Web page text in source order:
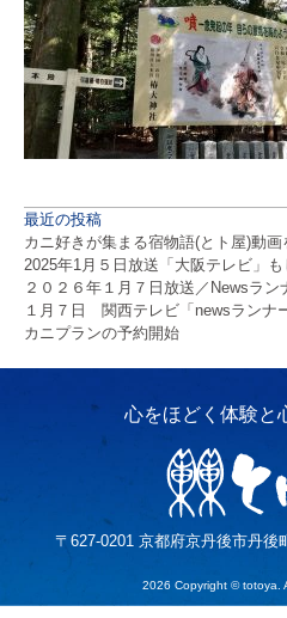
最近の投稿
カニ好きが集まる宿物語(とト屋)動画
2025年1月５日放送「大阪テレビ」
２０２６年１月７日放送／Newsラン
１月７日 関西テレビ「newsランナ
カニプランの予約開始
〒627-0201 京都府京丹後市丹後
2026 Copyright © totoya.